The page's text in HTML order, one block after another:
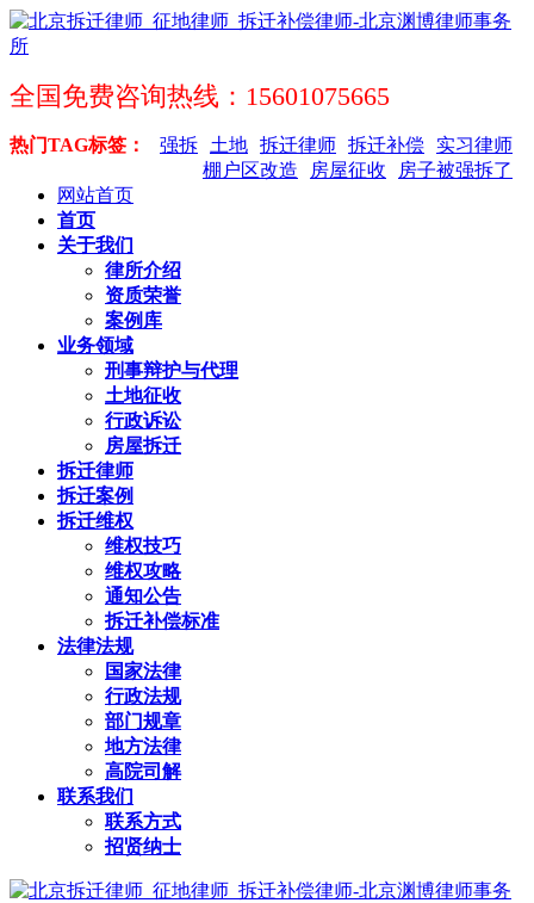
全国免费咨询热线：15601075665
热门TAG标签： 实习律师
拆迁补偿
拆迁律师
土地
强拆
房子被强拆了
房屋征收
棚户区改造
网站首页
首页
关于我们
律所介绍
资质荣誉
案例库
业务领域
刑事辩护与代理
土地征收
行政诉讼
房屋拆迁
拆迁律师
拆迁案例
拆迁维权
维权技巧
维权攻略
通知公告
拆迁补偿标准
法律法规
国家法律
行政法规
部门规章
地方法律
高院司解
联系我们
联系方式
招贤纳士